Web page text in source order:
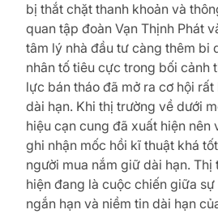
bị thắt chặt thanh khoản và
quan tập đoàn Vạn Thịnh Phát
tâm lý nhà đầu tư càng thêm bi
nhân tố tiêu cực trong bối cảnh
lực bán tháo đã mở ra cơ hội
dài hạn. Khi thị trường về dưới
hiệu cạn cung đã xuất hiện nên
ghi nhận mốc hồi kĩ thuật khá
người mua nắm giữ dài hạn.
hiện đang là cuộc chiến giữa
ngắn hạn và niềm tin dài hạn